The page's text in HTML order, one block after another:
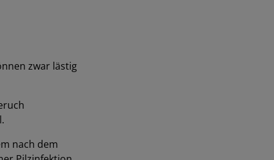
zwar lästig
nach dem